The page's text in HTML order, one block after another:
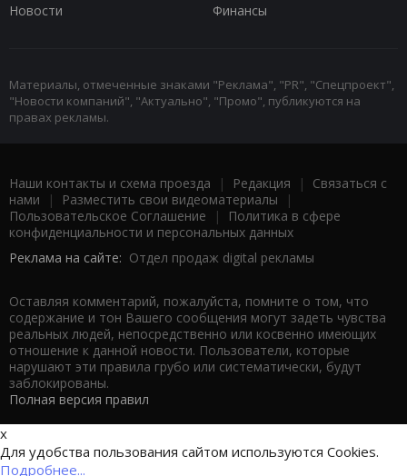
Новости
Финансы
Материалы, отмеченные знаками "Реклама", "PR", "Спецпроект",
"Новости компаний", "Актуально", "Промо", публикуются на
правах рекламы.
Наши контакты и схема проезда | Редакция | Связаться с
нами | Разместить свои видеоматериалы |
Пользовательское Соглашение |
Политика в сфере
конфиденциальности и персональных данных
Реклама на сайте: Отдел продаж digital рекламы
Оставляя комментарий, пожалуйста, помните о том, что
содержание и тон Вашего сообщения могут задеть чувства
реальных людей, непосредственно или косвенно имеющих
отношение к данной новости. Пользователи, которые
нарушают эти правила грубо или систематически, будут
заблокированы.
Полная версия правил
x
Для удобства пользования сайтом используются Cookies.
Подробнее...